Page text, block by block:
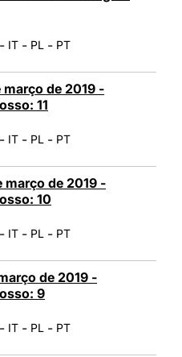
- IT - PL - PT
março de 2019 -
11
- IT - PL - PT
março de 2019 -
10
- IT - PL - PT
de 2019 -
9
- IT - PL - PT